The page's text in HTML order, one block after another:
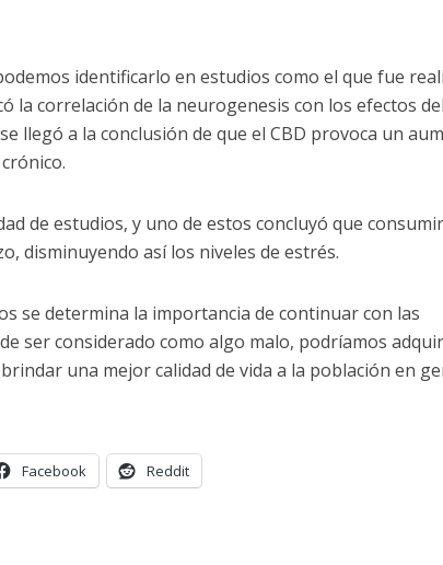
identificarlo en estudios como el que fue
la correlación de la neurogenesis con los efectos del
llegó a la conclusión de que el CBD provoca un
de estudios, y uno de estos concluyó que consumir
disminuyendo así los niveles de estrés.
se determina la importancia de continuar con las
ser considerado como algo malo, podríamos
una mejor calidad de vida a la población en
Facebook Reddit